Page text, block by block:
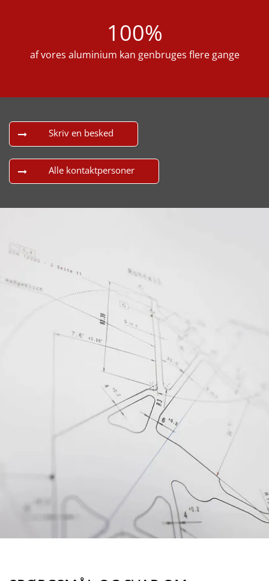
100%
af vores aluminium kan genbruges flere gange
Skriv en besked
Alle kontaktpersoner